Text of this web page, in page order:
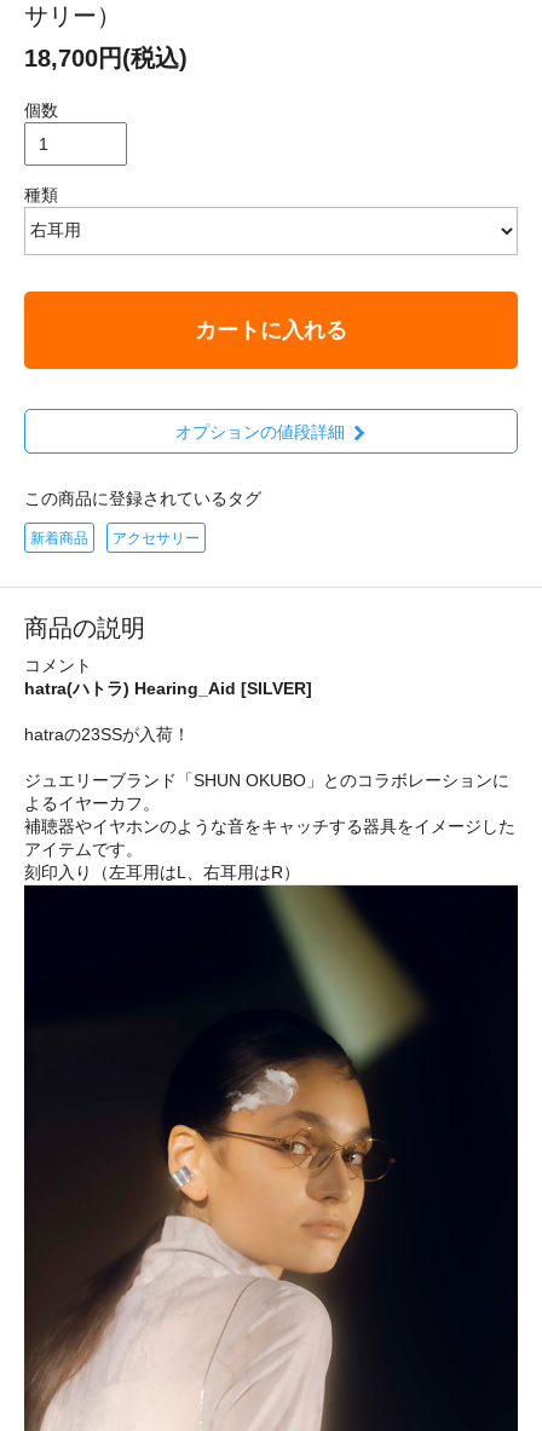
サリー）
18,700円(税込)
個数
種類
カートに入れる
オプションの値段詳細
この商品に登録されているタグ
新着商品 アクセサリー
商品の説明
コメント
hatra(ハトラ) Hearing_Aid [SILVER]
hatraの23SSが入荷！
ジュエリーブランド「SHUN OKUBO」とのコラボレーションに
よるイヤーカフ。
補聴器やイヤホンのような音をキャッチする器具をイメージした
アイテムです。
刻印入り（左耳用はL、右耳用はR）